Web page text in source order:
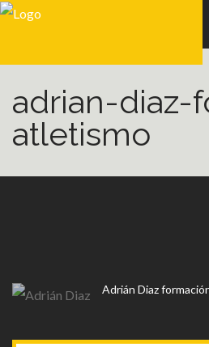
adrian-diaz-
atletismo
Adrián Diaz